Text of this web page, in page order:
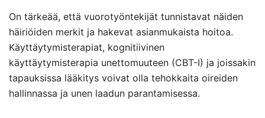
On tärkeää, että vuorotyöntekijät tunnistavat näiden
häiriöiden merkit ja hakevat asianmukaista hoitoa.
Käyttäytymisterapiat, kognitiivinen
käyttäytymisterapia unettomuuteen (CBT-I) ja joissakin
tapauksissa lääkitys voivat olla tehokkaita oireiden
hallinnassa ja unen laadun parantamisessa.